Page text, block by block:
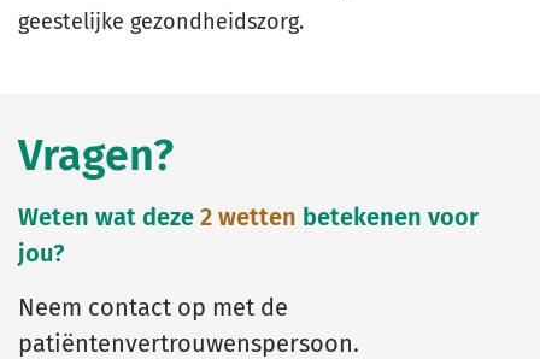
geestelijke gezondheidszorg.
Vragen?
Weten wat deze 2 wetten betekenen voor
jou?
Neem contact op met de
patiëntenvertrouwenspersoon.